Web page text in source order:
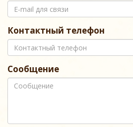
Контактный телефон
Сообщение